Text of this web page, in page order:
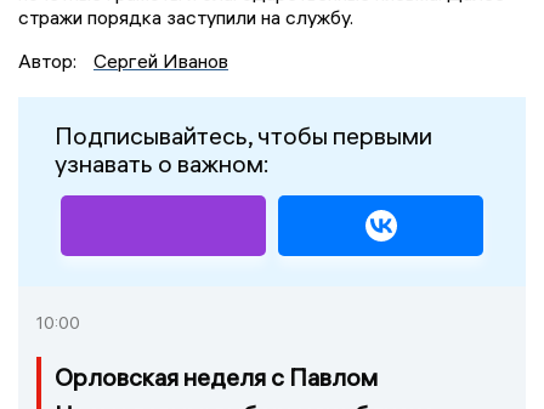
стражи порядка заступили на службу.
Автор:
Сергей Иванов
Подписывайтесь, чтобы первыми
узнавать о важном:
10:00
Орловская неделя с Павлом